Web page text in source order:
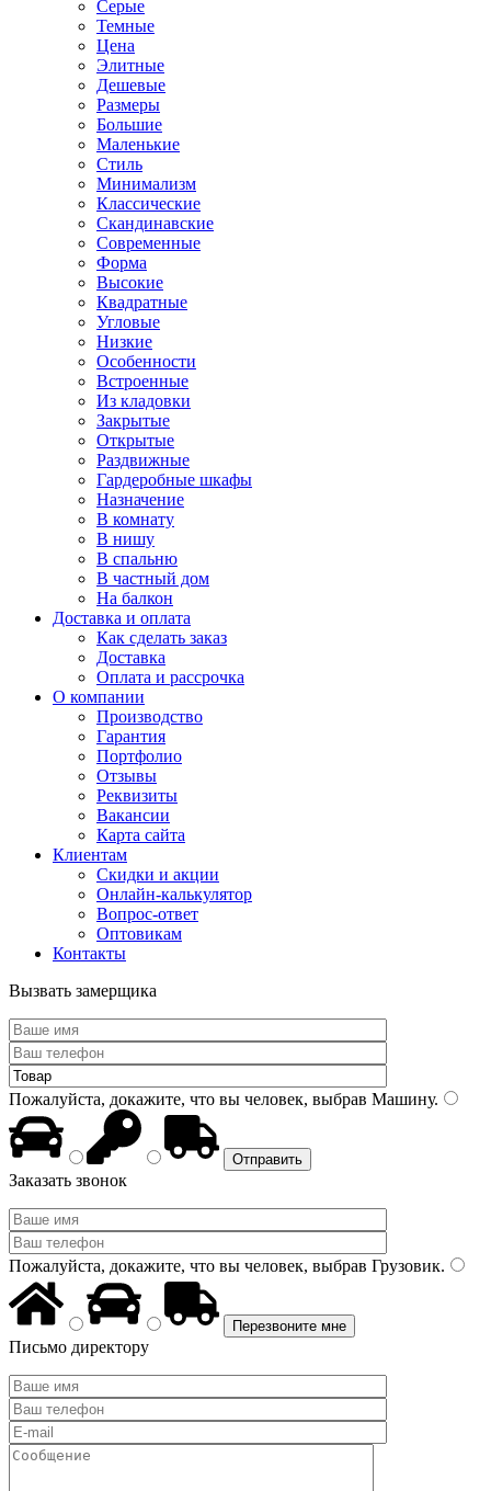
Серые
Темные
Цена
Элитные
Дешевые
Размеры
Большие
Маленькие
Стиль
Минимализм
Классические
Скандинавские
Современные
Форма
Высокие
Квадратные
Угловые
Низкие
Особенности
Встроенные
Из кладовки
Закрытые
Открытые
Раздвижные
Гардеробные шкафы
Назначение
В комнату
В нишу
В спальню
В частный дом
На балкон
Доставка и оплата
Как сделать заказ
Доставка
Оплата и рассрочка
О компании
Производство
Гарантия
Портфолио
Отзывы
Реквизиты
Вакансии
Карта сайта
Клиентам
Скидки и акции
Онлайн-калькулятор
Вопрос-ответ
Оптовикам
Контакты
Вызвать замерщика
Пожалуйста, докажите, что вы человек, выбрав Машину.
Заказать звонок
Пожалуйста, докажите, что вы человек, выбрав Грузовик.
Письмо директору